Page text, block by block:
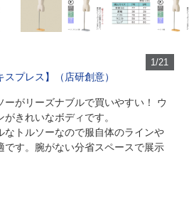
1/21
スプレス】（店研創意）
ーがリーズナブルで買いやすい！ ウ
きれいなボディです。
なトルソーなので服自体のラインや
です。腕がない分省スペースで展示